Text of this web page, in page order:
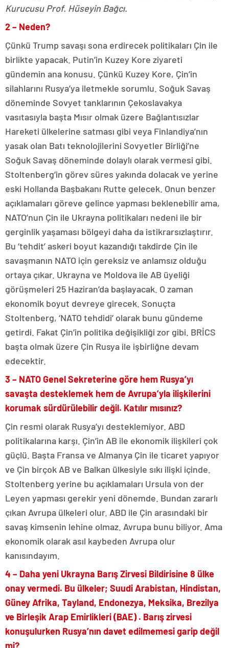
Kurucusu Prof. Hüseyin Bağcı.
2 – Neden?
Çünkü Trump savaşı sona erdirecek politikaları Çin ile
birlikte yapacak. Putin’in Kuzey Kore ziyareti
gündemin ana konusu. Çünkü Kuzey Kore, Çin’in
silahlarını Rusya’ya iletmekle sorumlu. Soğuk Savaş
döneminde Sovyet tanklarının Çekoslavakya
vasıtasıyla başta Mısır olmak üzere Bağlantısızlar
Hareketi ülkelerine satması gibi veya Finlandiya’nın
yasak olan Batı teknolojilerini Sovyetler Birliği’ne
Soğuk Savaş döneminde dolaylı olarak vermesi gibi.
Stoltenberg’in görev süres yakında dolacak ve yerine
eski Hollanda Başbakanı Rutte gelecek. Onun benzer
açıklamaları göreve gelince yapması beklenebilir ama,
NATO’nun Çin ile Ukrayna politikaları nedeni ile bir
gerginlik yaşaması bölgeyi daha da istikrarsızlaştırır.
Bu ‘tehdit’ askeri boyut kazandığı takdirde Çin ile
savaşmanın NATO için gereksiz ve anlamsız olduğu
ortaya çıkar. Ukrayna ve Moldova ile AB üyeliği
görüşmeleri 25 Haziran’da başlayacak. O zaman
ekonomik boyut devreye girecek. Sonuçta
Stoltenberg, ‘NATO tehdidi’ olarak bunu gündeme
getirdi. Fakat Çin’in politika değişikliği zor gibi. BRİCS
başta olmak üzere Çin Rusya ile işbirliğne devam
edecektir.
3 – NATO Genel Sekreterine göre hem Rusya’yı
savaşta desteklemek hem de Avrupa’yla ilişkilerini
korumak sürdürülebilir değil. Katılır mısınız?
Çin resmi olarak Rusya’yı desteklemiyor. ABD
politikalarına karşı. Çin’in AB ile ekonomik ilişkileri çok
güçlü. Başta Fransa ve Almanya Çin ile ticaret yapıyor
ve Çin birçok AB ve Balkan ülkesiyle sıkı ilişki içinde.
Stoltenberg yerine bu açıklamaları Ursula von der
Leyen yapması gerekir yeni dönemde. Bundan zararlı
çıkan Avrupa ülkeleri olur. ABD ile Çin arasındaki bir
savaş kimsenin lehine olmaz. Avrupa bunu biliyor. Ama
ekonomik olarak asıl kaybeden Avrupa olur
kanısındayım.
4 – Daha yeni Ukrayna Barış Zirvesi Bildirisine 8 ülke
onay vermedi. Bu ülkeler; Suudi Arabistan, Hindistan,
Güney Afrika, Tayland, Endonezya, Meksika, Brezilya
ve Birleşik Arap Emirlikleri (BAE) . Barış zirvesi
konuşulurken Rusya’nın davet edilmemesi garip değil
mi?